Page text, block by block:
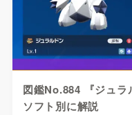
図鑑No.884 『ジュラ
ソフト別に解説